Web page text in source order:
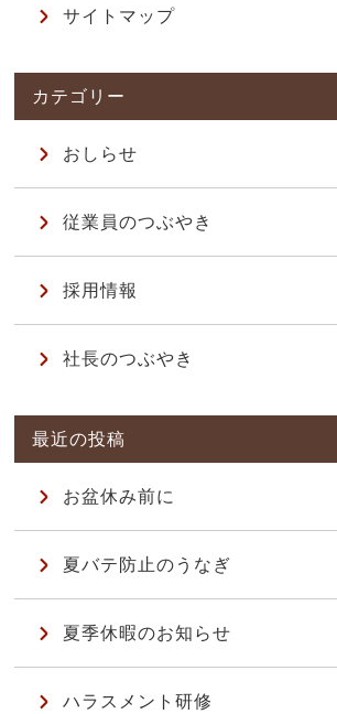
サイトマップ
おしらせ
従業員のつぶやき
採用情報
社長のつぶやき
お盆休み前に
夏バテ防止のうなぎ
夏季休暇のお知らせ
ハラスメント研修